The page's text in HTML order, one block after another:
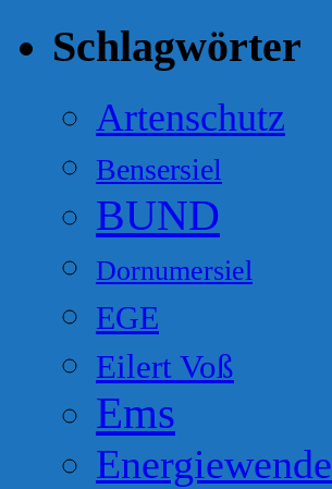
Schlagwörter
Artenschutz
Bensersiel
BUND
Dornumersiel
EGE
Eilert Voß
Ems
Energiewende